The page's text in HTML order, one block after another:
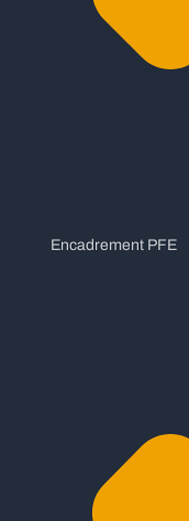
Encadrement PFE